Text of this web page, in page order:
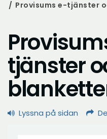
/ Provisums e-tjänster
tjänster
Lyssna på sidan